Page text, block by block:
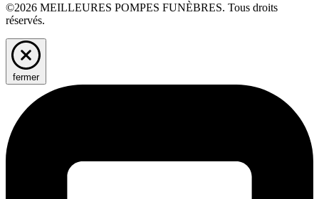
©2026 MEILLEURES POMPES FUNÈBRES. Tous droits
réservés.
fermer